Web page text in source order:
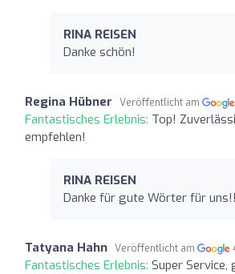
RINA REISEN
Danke schön!
Regina Hübner Veröffentlicht am
Fantastisches Erlebnis: Top!
empfehlen!
RINA REISEN
Danke für gute Wörter für uns!!
Tatyana Hahn Veröffentlicht am
Fantastisches Erlebnis: Super Service,